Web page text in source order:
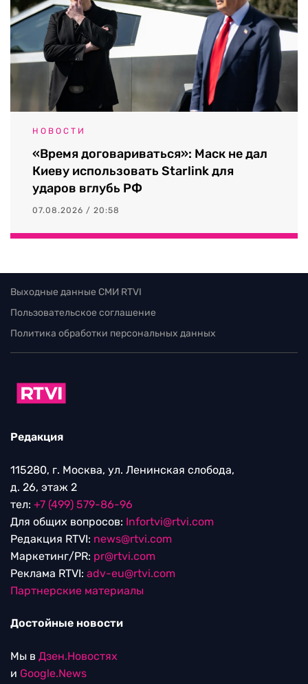
НОВОСТИ
«Время договариваться»: Маск не дал
Киеву использовать Starlink для
ударов вглубь РФ
07.08.2026 / 20:58
Выходные данные СМИ RTVI
Пользовательское соглашение
Политика обработки персональных данных
Редакция
115280, г. Москва, ул. Ленинская слобода,
д. 26, этаж 2
тел: +7 (499) 579-86-96
Для общих вопросов: Infortvi@rtvi.com
Редакция RTVI: news@rtvi.com
Маркетинг/PR: pr@rtvi.com
Реклама RTVI: adv-eu@rtvi.com
Партнерские материалы
Достойные новости
Мы в Дзен.Новостях
и Google.News